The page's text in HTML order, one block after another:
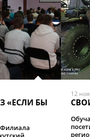
«ЕСЛИ БЫ
Филиала
12